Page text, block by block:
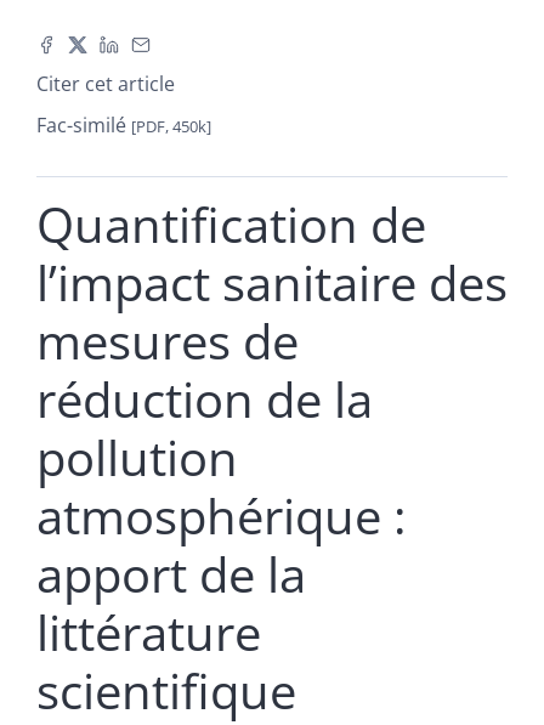
Citer cet article
Fac-similé [PDF, 450k]
Quantification de
l’impact sanitaire des
mesures de
réduction de la
pollution
atmosphérique :
apport de la
littérature
scientifique